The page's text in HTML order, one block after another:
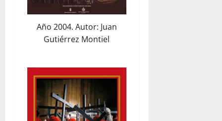
Año 2004. Autor: Juan
Gutiérrez Montiel